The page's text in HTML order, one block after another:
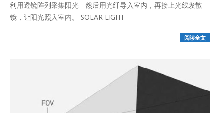
02
利用透镜阵列采集阳光，然后用光纤导入室内，再接上光线发散
镜，让阳光照入室内。 SOLAR LIGHT
阅读全文